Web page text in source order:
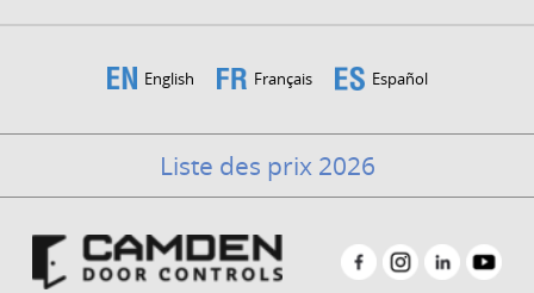
English Français Español
Liste des prix 2026